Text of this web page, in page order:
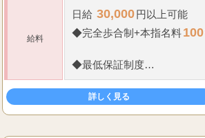
給料
日給 30,000円以上可能
◆完全歩合制+本指名料100
◆最低保証制度
一人も接客しない場合でも
えますので、ご安心くださ
詳しく見る